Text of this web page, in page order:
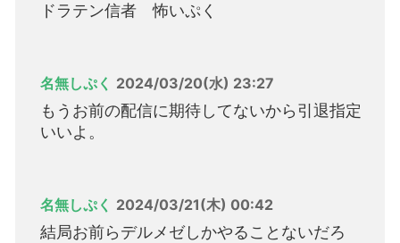
ドラテン信者 怖いぷく
名無しぷく 2024/03/20(水) 23:27
もうお前の配信に期待してないから引退指定
いいよ。
名無しぷく 2024/03/21(木) 00:42
結局お前らデルメゼしかやることないだろ